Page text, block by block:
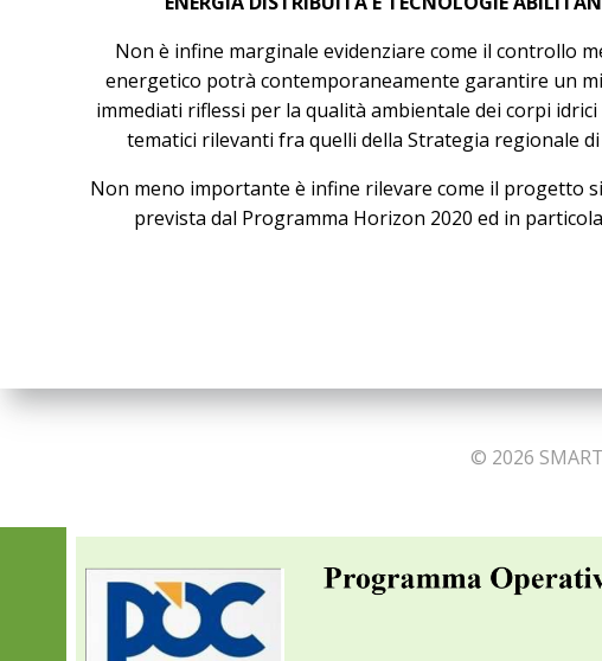
Non è infine marginale evidenziare come il controllo
energetico potrà contemporaneamente garantire un
immediati riflessi per la qualità ambientale dei corpi
tematici rilevanti fra quelli della Strategia regionale
Non meno importante è infine rilevare come il progetto
prevista dal Programma Horizon 2020 ed in
© 2026